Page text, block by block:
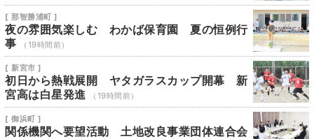
[ 那智勝浦町 ]
夜の雰囲気楽しむ わかば保育園 夏の恒例行
事
（19時間前）
[ 新宮市 ]
初日から熱戦展開 ヤタガラスカップ開幕 新
宮高は白星発進
（19時間前）
[ 御浜町 ]
関係機関へ要望活動 土地改良事業団体連合会